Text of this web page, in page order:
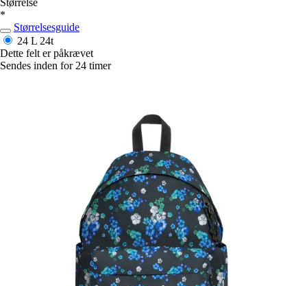
*
Størrelsesguide
24 L 24t
Dette felt er påkrævet
Sendes inden for 24 timer